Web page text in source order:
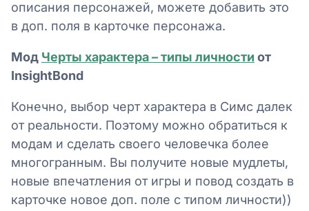
описания персонажей, можете добавить это
в доп. поля в карточке персонажа.
Мод Черты характера – типы личности от
InsightBond
Конечно, выбор черт характера в Симс далек
от реальности. Поэтому можно обратиться к
модам и сделать своего человечка более
многогранным. Вы получите новые мудлеты,
новые впечатления от игры и повод создать в
карточке новое доп. поле с типом личности))